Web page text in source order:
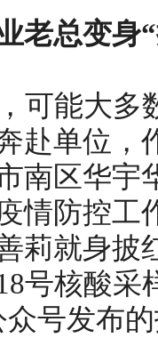
老总变身
可能大
赴单位，
南区华宇
情防控工
莉就身披
号核酸采
号发布